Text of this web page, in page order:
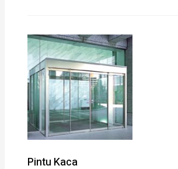
Pintu Kaca